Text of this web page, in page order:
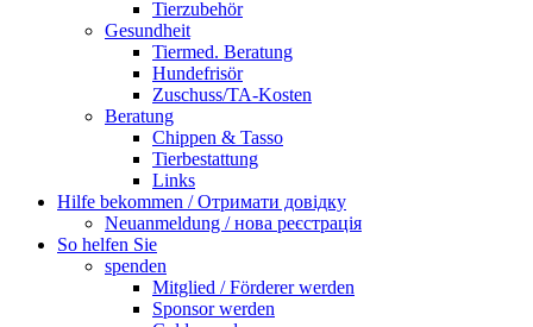
Tierzubehör
Gesundheit
Tiermed. Beratung
Hundefrisör
Zuschuss/TA-Kosten
Beratung
Chippen & Tasso
Tierbestattung
Links
Hilfe bekommen / Отримати довідку
Neuanmeldung / нова реєстрація
So helfen Sie
spenden
Mitglied / Förderer werden
Sponsor werden